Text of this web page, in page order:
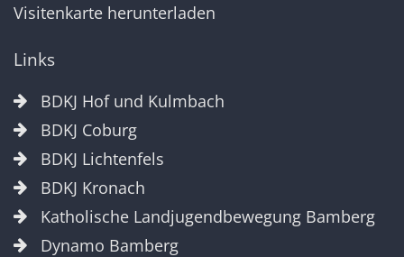
Visitenkarte herunterladen
Links
BDKJ Hof und Kulmbach
BDKJ Coburg
BDKJ Lichtenfels
BDKJ Kronach
Katholische Landjugendbewegung Bamberg
Dynamo Bamberg